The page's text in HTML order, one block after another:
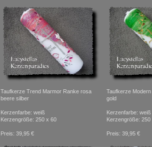
Taufkerze Trend Marmor Ranke rosa
beere silber
Kerzenfarbe: weiß
Kerzengröße: 250 x 60
Preis: 39,95 €
Taufkerze
gold
Kerzenfarbe: weiß
Kerzengröße: 250
Preis: 39,95 €